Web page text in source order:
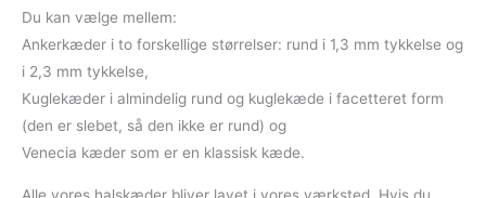
Du kan vælge mellem:
Ankerkæder i to forskellige størrelser: rund i 1,3 mm tykkelse og
i 2,3 mm tykkelse,
Kuglekæder i almindelig rund og kuglekæde i facetteret form
(den er slebet, så den ikke er rund) og
Venecia kæder som er en klassisk kæde.
Alle vores halskæder bliver lavet i vores værksted. Hvis du